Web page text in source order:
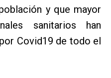
y que mayor
sanitarios han
Covid19 de todo el